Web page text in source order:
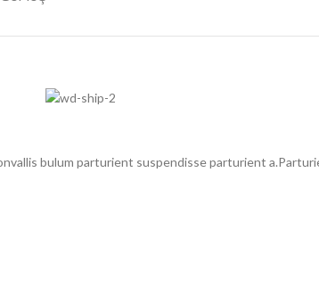
bulum parturient suspendisse parturient